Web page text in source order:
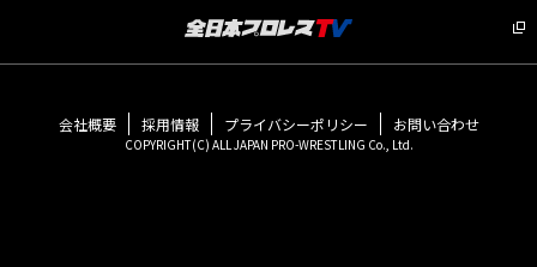
会社概要 採用情報 プライバシーポリシー お問い合わせ
COPYRIGHT(C) ALL JAPAN PRO-WRESTLING Co., Ltd.